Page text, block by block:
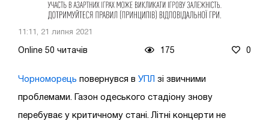
11:11, 21 липня 2021
Online 50 читачів 175 0
Чорноморець повернувся в УПЛ зі звичними
проблемами. Газон одеського стадіону знову
перебуває у критичному стані. Літні концерти не